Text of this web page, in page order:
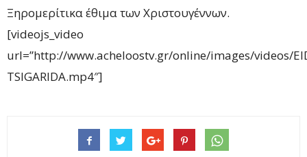
Ξηρομερίτικα έθιμα των Χριστουγέννων.
[videojs_video
url=”http://www.acheloostv.gr/online/images/videos/
TSIGARIDA.mp4″]